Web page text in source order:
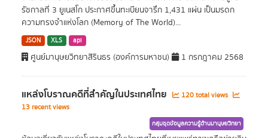
รัชกาลที่ 3 ยูเนสโก ประกาศขึ้นทะเบียนจารึก 1,431 แผ่น เป็นมรดก
ความทรงจำแห่งโลก (Memory of The World)...
JSON XLS api
ศูนย์มานุษยวิทยาสิรินธร (องค์การมหาชน) 1 กรกฎาคม 2568
แหล่งโบราณคดีที่สำคัญในประเทศไทย
120 total views
13 recent views
กลุ่มชุดข้อมูลความรู้ด้านมานุษยวิทยา